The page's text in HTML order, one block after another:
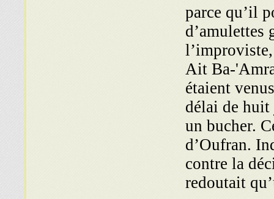
parce qu’il
d’amulettes
Ait Ba-
étaient
délai de
un bucher.
d’Oufran.
contre la
redoutait